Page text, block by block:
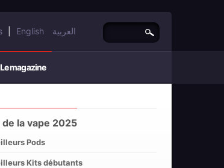
English العربية
Le magazine
de la vape 2025
Pods
Kits débutants